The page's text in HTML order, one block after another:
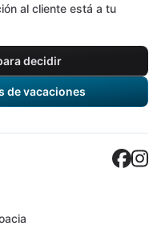
al cliente está a tu
decidir
de vacaciones